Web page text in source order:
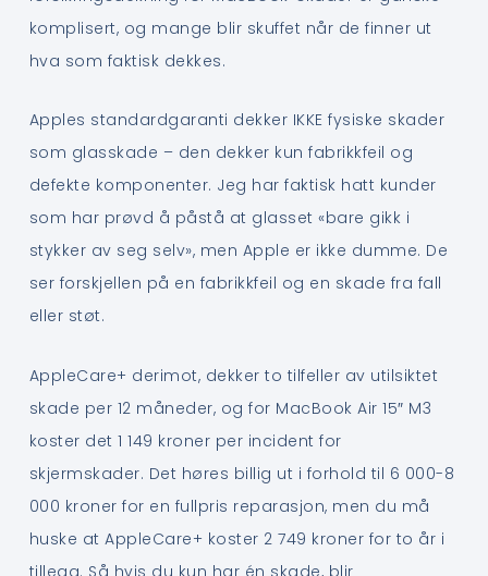
komplisert, og mange blir skuffet når de finner ut
hva som faktisk dekkes.
Apples standardgaranti dekker IKKE fysiske skader
som glasskade – den dekker kun fabrikkfeil og
defekte komponenter. Jeg har faktisk hatt kunder
som har prøvd å påstå at glasset «bare gikk i
stykker av seg selv», men Apple er ikke dumme. De
ser forskjellen på en fabrikkfeil og en skade fra fall
eller støt.
AppleCare+ derimot, dekker to tilfeller av utilsiktet
skade per 12 måneder, og for MacBook Air 15″ M3
koster det 1 149 kroner per incident for
skjermskader. Det høres billig ut i forhold til 6 000-8
000 kroner for en fullpris reparasjon, men du må
huske at AppleCare+ koster 2 749 kroner for to år i
tillegg. Så hvis du kun har én skade, blir